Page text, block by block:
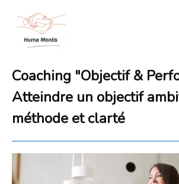
Coaching "Objectif &
Atteindre un objectif
méthode et clarté